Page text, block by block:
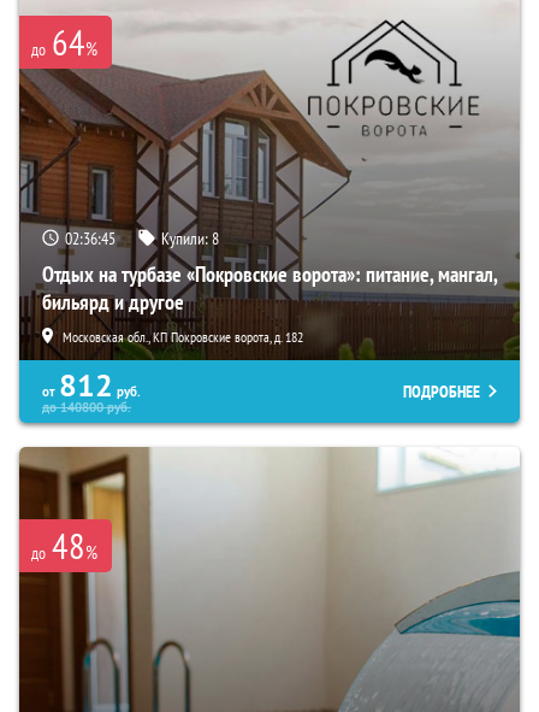
до 64%
02:36:44 Купили:8
Отдых на турбазе «Покровские ворота»: питание, мангал,
бильярд и другое
Московская обл., КП Покровские ворота, д. 182
от 812 руб.
до140800руб.
ПОДРОБНЕЕ
до 48%